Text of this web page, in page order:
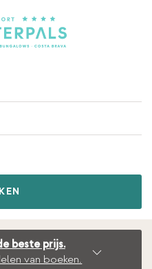
beste prijs.
van boeken.